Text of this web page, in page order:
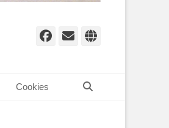
Facebook
E-
Website
Cookies